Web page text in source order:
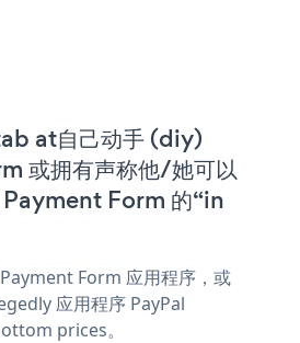
at自己动手 (diy)
或拥有声称他/她可以
Form 的“in
Form 应用程序，或
应用程序 PayPal
prices。